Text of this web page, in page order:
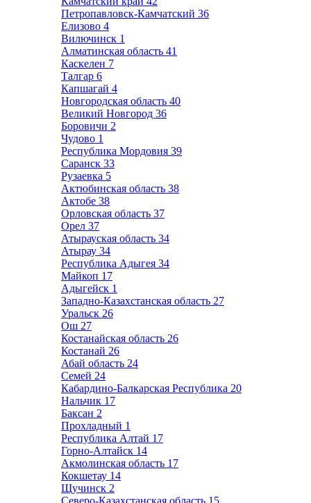
Петропавловск-Камчатский 36
Елизово 4
Вилючинск 1
Алматинская область 41
Каскелен 7
Талгар 6
Капшагай 4
Новгородская область 40
Великий Новгород 36
Боровичи 2
Чудово 1
Республика Мордовия 39
Саранск 33
Рузаевка 5
Актюбинская область 38
Актобе 38
Орловская область 37
Орел 37
Атырауская область 34
Атырау 34
Республика Адыгея 34
Майкоп 17
Адыгейск 1
Западно-Казахстанская область 27
Уральск 26
Ош 27
Костанайская область 26
Костанай 26
Абай область 24
Семей 24
Кабардино-Балкарская Республика 20
Нальчик 17
Баксан 2
Прохладный 1
Республика Алтай 17
Горно-Алтайск 14
Акмолинская область 17
Кокшетау 14
Щучинск 2
Северо-Казахстанская область 15